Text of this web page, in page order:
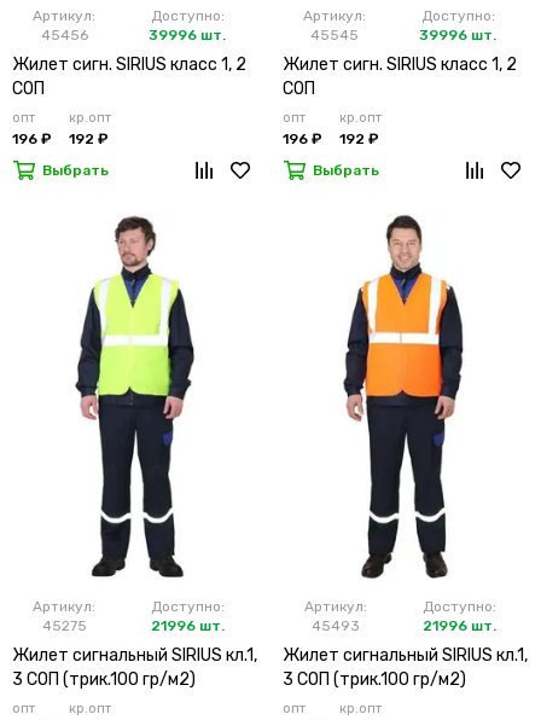
Артикул:
45456
Доступно:
39996 шт.
Жилет сигн. SIRIUS класс 1, 2
СОП
опт
196 ₽
кр.опт
192 ₽
Выбрать
Артикул:
45545
Доступно:
39996 шт.
Жилет сигн. SIRIUS класс 1, 2
СОП
опт
196 ₽
кр.опт
192 ₽
Выбрать
Артикул:
45275
Доступно:
21996 шт.
Жилет сигнальный SIRIUS кл.1,
3 СОП (трик.100 гр/м2)
лимонный
опт кр.опт
Артикул:
45493
Доступно:
21996 шт.
Жилет сигнальный SIRIUS кл.1,
3 СОП (трик.100 гр/м2)
оранжевый
опт кр.опт